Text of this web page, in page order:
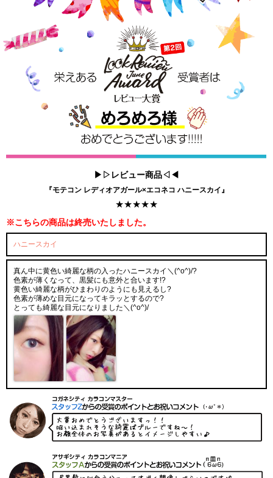
▶▷レビュー商品◁◀
『モテコン レディオアガール×エコネコ ハニースカイ』
★★★★★
※こちらの商品は終売いたしました。
ハニースカイ
真ん中に黄色い綺麗な柄の入ったハニースカイ＼(^o^)/?
色素が薄くなって、黒髪にも意外と合います!?
黄色い綺麗な柄がひまわりのようにも見えるし?
色素が薄めな目元になってキラッとするので?
とっても綺麗な目元になりました＼(^o^)/